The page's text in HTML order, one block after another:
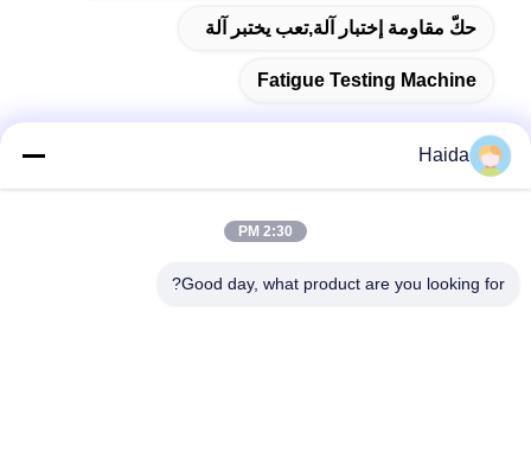
حكّ مقاومة إختبار آلة,تعب يختبر آلة
Fatigue Testing Machine
العنوان
Haida
2:30 PM
Good day, what product are you looking for?